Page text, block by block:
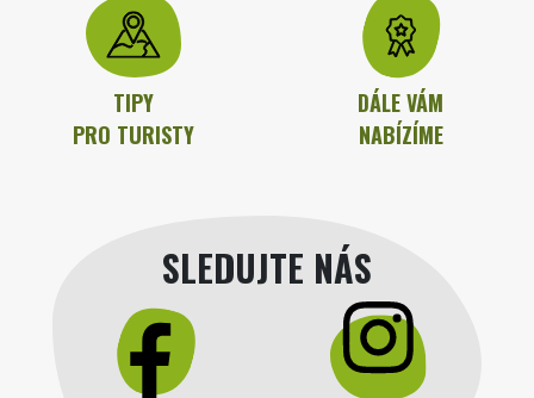
TIPY
PRO TURISTY
DÁLE VÁM
NABÍZÍME
SLEDUJTE NÁS